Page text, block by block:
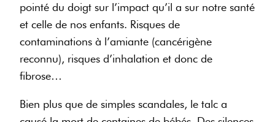
pointé du doigt sur l’impact qu’il a sur notre santé
et celle de nos enfants. Risques de
contaminations à l’amiante (cancérigène
reconnu), risques d’inhalation et donc de
fibrose…
Bien plus que de simples scandales, le talc a